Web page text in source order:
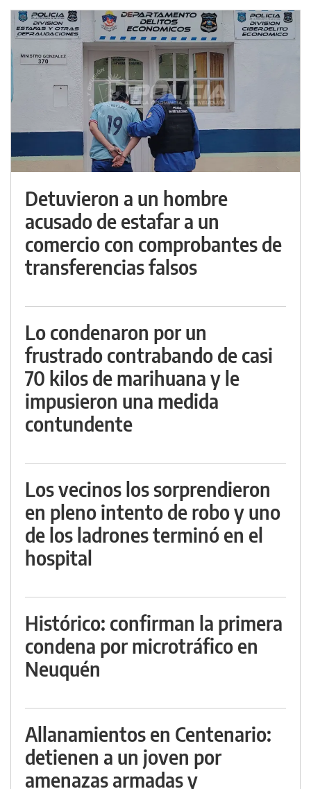
Detuvieron a un hombre
acusado de estafar a un
comercio con comprobantes de
transferencias falsos
Lo condenaron por un
frustrado contrabando de casi
70 kilos de marihuana y le
impusieron una medida
contundente
Los vecinos los sorprendieron
en pleno intento de robo y uno
de los ladrones terminó en el
hospital
Histórico: confirman la primera
condena por microtráfico en
Neuquén
Allanamientos en Centenario:
detienen a un joven por
amenazas armadas y